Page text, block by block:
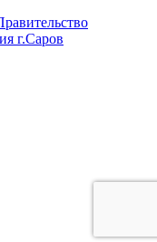
г.Саров